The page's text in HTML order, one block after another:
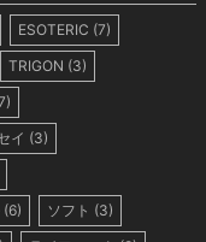
ESOTERIC (7)
TRIGON (3)
イ (3)
(6) ソフト (3)